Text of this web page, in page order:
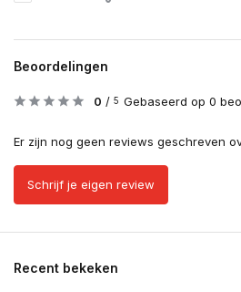
Beoordelingen
0 / 5 Gebaseerd op 0
Er zijn nog geen reviews geschreven
Schrijf je eigen review
Recent bekeken